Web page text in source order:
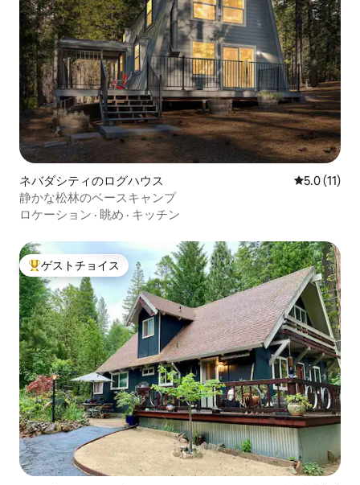
ネバダシティのログハウス レビュー11
5.0 (11)
静かな松林のベースキャンプ
ロケーション · 眺め · キッチン
大好評のゲストチョイスです。
ゲストチョイス